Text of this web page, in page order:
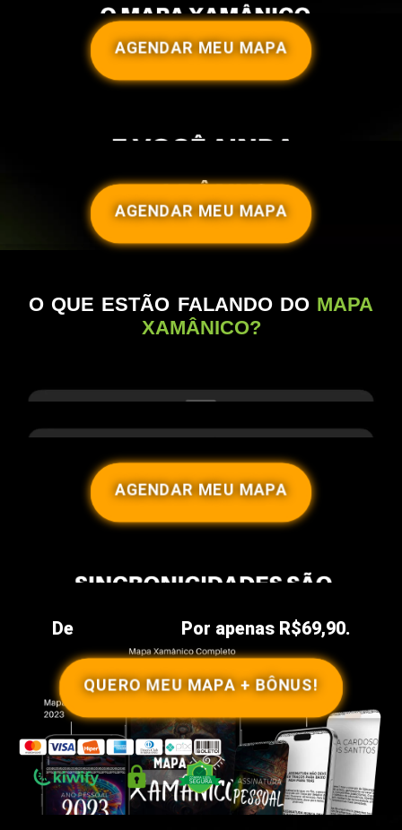
AGENDAR MEU MAPA
AGENDAR MEU MAPA
O QUE ESTÃO FALANDO DO MAPA
XAMÂNICO?
AGENDAR MEU MAPA
De Por apenas R$69,90.
QUERO MEU MAPA + BÔNUS!